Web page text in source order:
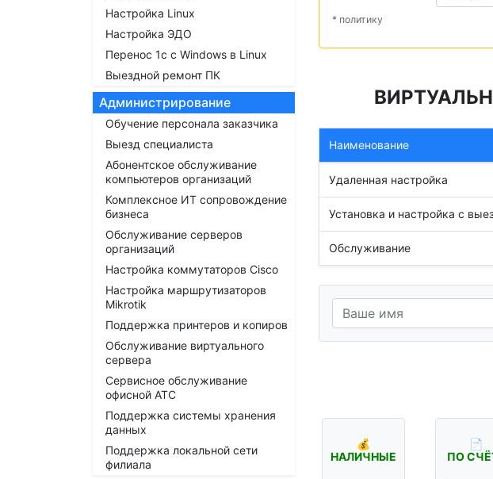
Настройка Linux
Настройка ЭДО
Перенос 1с с Windows в Linux
Выездной ремонт ПК
Администрирование
Обучение персонала заказчика
Выезд специалиста
Абонентское обслуживание
компьютеров организаций
Комплексное ИТ сопровождение
бизнеса
Обслуживание серверов
организаций
Настройка коммутаторов Cisco
Настройка маршрутизаторов
Mikrotik
Поддержка принтеров и копиров
Обслуживание виртуального
сервера
Сервисное обслуживание
офисной АТС
Поддержка системы хранения
данных
Поддержка локальной сети
филиала
* политику
Наименование
Удаленная настройка
Установка и настройка с
Обслуживание
💰
НАЛИЧНЫЕ
📄
ПО